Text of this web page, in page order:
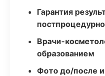
Гарантия
Врачи-
образованием
Фото до/после